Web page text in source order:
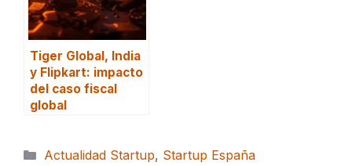
Tiger Global, India
y Flipkart: impacto
del caso fiscal
global
Categorías
Actualidad Startup, Startup España